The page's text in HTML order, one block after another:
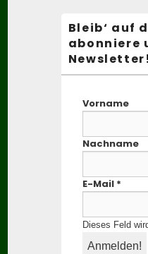
Bleib‘ auf
abonniere
Newsletter!
Vorname
Nachname
E-Mail *
Dieses Feld